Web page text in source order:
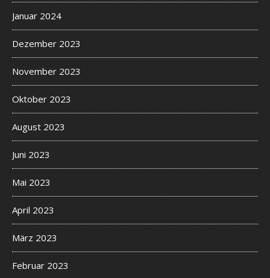
Januar 2024
Dezember 2023
November 2023
Oktober 2023
August 2023
Juni 2023
Mai 2023
April 2023
März 2023
Februar 2023